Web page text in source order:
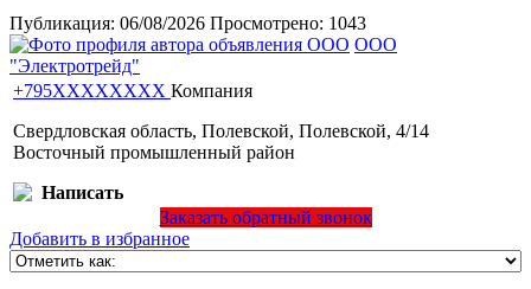
Публикация: 06/08/2026 Просмотрено: 1043
ООО
"Электротрейд"
+795XXXXXXXX Компания
Свердловская область, Полевской, Полевской, 4/14
Восточный промышленный район
Написать
Заказать обратный звонок
Добавить в избранное